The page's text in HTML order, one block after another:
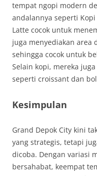
tempat ngopi modern
andalannya seperti
Latte cocok untuk
juga menyediakan area
sehingga cocok untuk
Selain kopi, mereka
seperti croissant dan
Kesimpulan
Grand Depok City kini
yang strategis, tetapi
dicoba. Dengan variasi
bersahabat, keempat